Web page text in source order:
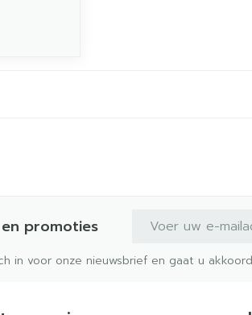
promoties E-mail adres
in voor onze nieuwsbrief en gaat u